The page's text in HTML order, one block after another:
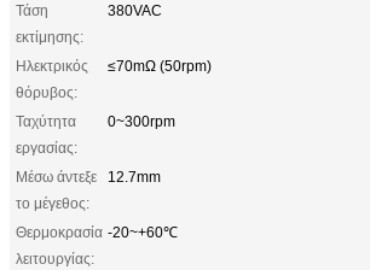
Τάση
εκτίμησης:
380VAC
Ηλεκτρικός
θόρυβος:
≤70mΩ (50rpm)
Ταχύτητα
εργασίας:
0~300rpm
Μέσω άντεξε
το μέγεθος:
12.7mm
Θερμοκρασία
λειτουργίας:
-20~+60℃